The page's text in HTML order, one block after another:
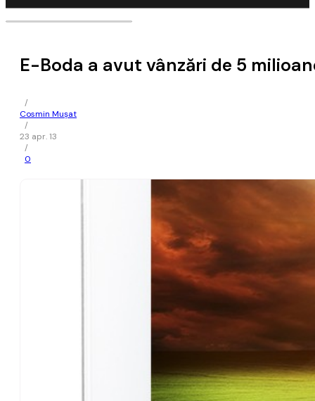
E-Boda a avut vânzări de 5
/
Cosmin Mușat
/
23 apr. 13
/
0